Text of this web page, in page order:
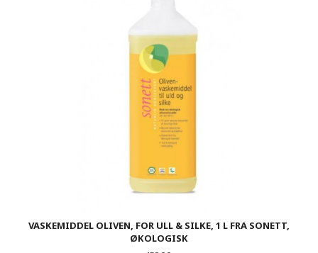
VASKEMIDDEL OLIVEN, FOR ULL & SILKE, 1 L FRA SONETT,
ØKOLOGISK